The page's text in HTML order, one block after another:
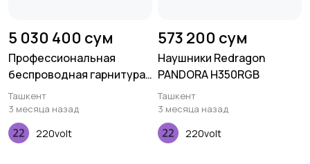
5 030 400 сум
Профессиональная
беспроводная гарнитура
AXTEL Prime Duo X3
Ташкент
3 месяца назад
220volt
573 200 сум
Наушники Redragon
PANDORA H350RGB
Ташкент
3 месяца назад
220volt